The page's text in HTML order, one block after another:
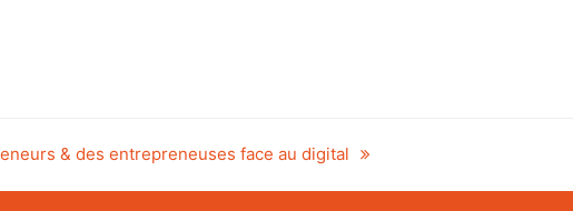
& des entrepreneuses face au digital